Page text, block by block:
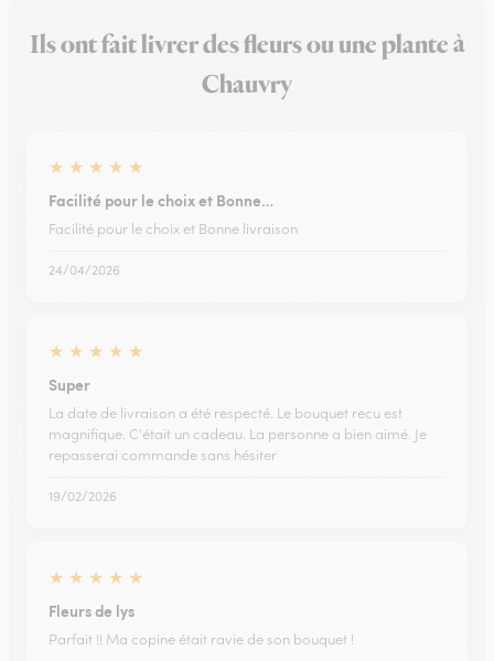
Ils ont fait livrer des fleurs ou une plante à
Chauvry
★ ★ ★ ★ ★
Facilité pour le choix et Bonne…
Facilité pour le choix et Bonne livraison
24/04/2026
★ ★ ★ ★ ★
Super
La date de livraison a été respecté. Le bouquet recu est
magnifique. C'était un cadeau. La personne a bien aimé. Je
repasserai commande sans hésiter
19/02/2026
★ ★ ★ ★ ★
Fleurs de lys
Parfait !! Ma copine était ravie de son bouquet !